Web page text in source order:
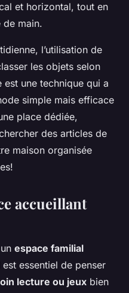
et horizontal, tout en
main.
l’utilisation de
les objets selon
une technique qui a
simple mais efficace
place dédiée,
des articles de
maison organisée
accueillant
espace familial
essentiel de penser
lecture ou jeux bien